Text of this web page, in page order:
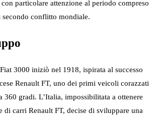
particolare attenzione al periodo compreso
conflitto mondiale.
3000 iniziò nel 1918, ispirata al successo
Renault FT, uno dei primi veicoli corazzati
360 gradi. L’Italia, impossibilitata a ottenere
di carri Renault FT, decise di sviluppare una